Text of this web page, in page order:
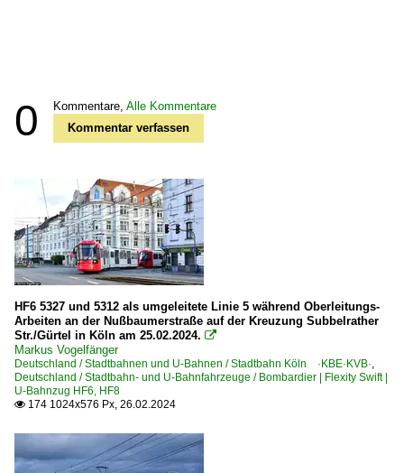
0 Kommentare, Alle Kommentare
Kommentar verfassen
HF6 5327 und 5312 als umgeleitete Linie 5 während Oberleitungs-
Arbeiten an der Nußbaumerstraße auf der Kreuzung Subbelrather
Str./Gürtel in Köln am 25.02.2024. 
Markus Vogelfänger
Deutschland / Stadtbahnen und U-Bahnen / Stadtbahn Köln ·KBE·KVB·
Deutschland / Stadtbahn- und U-Bahnfahrzeuge / Bombardier | Flexity Swift |
U-Bahnzug HF6, HF8
 174 1024x576 Px, 26.02.2024